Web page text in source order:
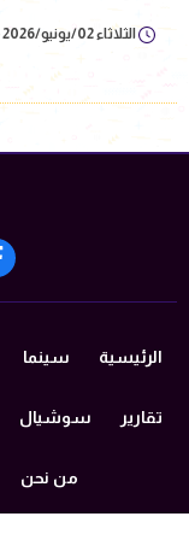
الثلاثاء 02/يونيو/2026 - 09:06 ص
الرئيسية سينما
تقارير سوشيال
من نحن